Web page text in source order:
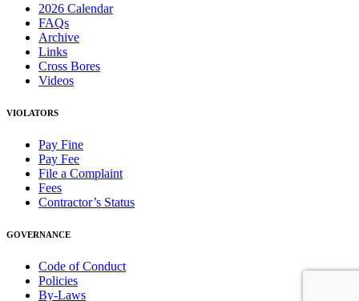
2026 Calendar
FAQs
Archive
Links
Cross Bores
Videos
VIOLATORS
Pay Fine
Pay Fee
File a Complaint
Fees
Contractor’s Status
GOVERNANCE
Code of Conduct
Policies
By-Laws